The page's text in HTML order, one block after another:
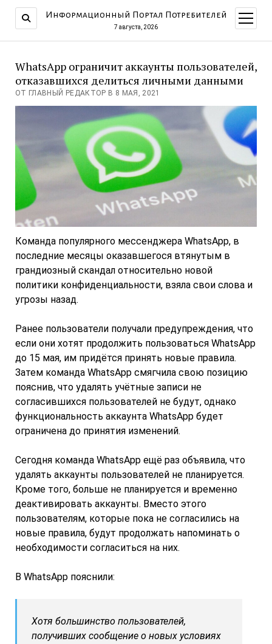
Информационный Портал Потребителей
7 августа, 2026
меню
WhatsApp ограничит аккаунты пользователей,
отказавшихся делиться личными данными
ОТ ГЛАВНЫЙ РЕДАКТОР В 8 МАЯ, 2021
Команда популярного мессенджера WhatsApp, в
последние месяцы оказавшегося втянутым в
грандиозный скандал относительно новой
политики конфиденциальности, взяла свои слова и
угрозы назад.
Ранее пользователи получали предупреждения, что
если они хотят продолжить пользоваться WhatsApp
до 15 мая, им придётся принять новые правила.
Затем команда WhatsApp смягчила свою позицию
пояснив, что удалять учётные записи не
согласившихся пользователей не будут, однако
функциональность аккаунта WhatsApp будет
ограничена до принятия изменений.
Сегодня команда WhatsApp ещё раз объявила, что
удалять аккаунты пользователей не планируется.
Кроме того, больше не планируется и временно
деактивировать аккаунты. Вместо этого
пользователям, которые пока не согласились на
новые правила, будут продолжать напоминать о
необходимости согласиться на них.
В WhatsApp пояснили:
Хотя большинство пользователей,
получивших сообщение о новых условиях